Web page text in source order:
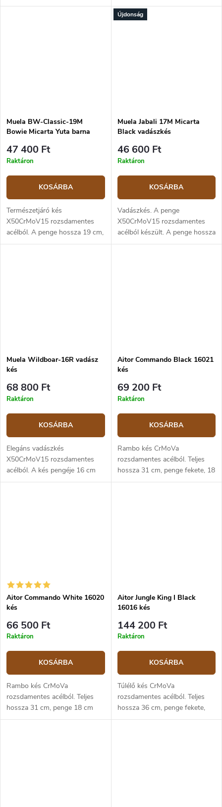
penge hossza 8 cm.
hossza 25 cm. Nylon markolat.
Nylon tok.
Muela BW-Classic-19M
Bowie Micarta Yuta barna
47 400 Ft
Raktáron
KOSÁRBA
Természetjáró kés
X50CrMoV15 rozsdamentes
acélból. A penge hossza 19 cm,
teljes hossza 31 cm. Markolata
Újdonság
Muela Jabali 17M Micarta
Black vadászkés
46 600 Ft
Raktáron
KOSÁRBA
Vadászkés. A penge
X50CrMoV15 rozsdamentes
acélból készült. A penge hossza
17 cm, a teljes hossz 30 cm. A
Muela Wildboar-16R vadász
kés
68 800 Ft
Raktáron
KOSÁRBA
Elegáns vadászkés
X50CrMoV15 rozsdamentes
acélból. A kés pengéje 16 cm
hosszú, a teljes hossz 29 cm. A
Aitor Commando Black 16021
kés
69 200 Ft
Raktáron
KOSÁRBA
Rambo kés CrMoVa
rozsdamentes acélból. Teljes
hossza 31 cm, penge fekete, 18
cm hosszú. Üreges markolat,
Aitor Commando White 16020
kés
66 500 Ft
Raktáron
KOSÁRBA
Rambo kés CrMoVa
rozsdamentes acélból. Teljes
hossza 31 cm, penge 18 cm
hosszú. Üreges markolat,
Aitor Jungle King I Black
16016 kés
144 200 Ft
Raktáron
KOSÁRBA
Túlélő kés CrMoVa
rozsdamentes acélból. Teljes
hossza 36 cm, penge fekete,
20,5 cm hosszú. Üreges